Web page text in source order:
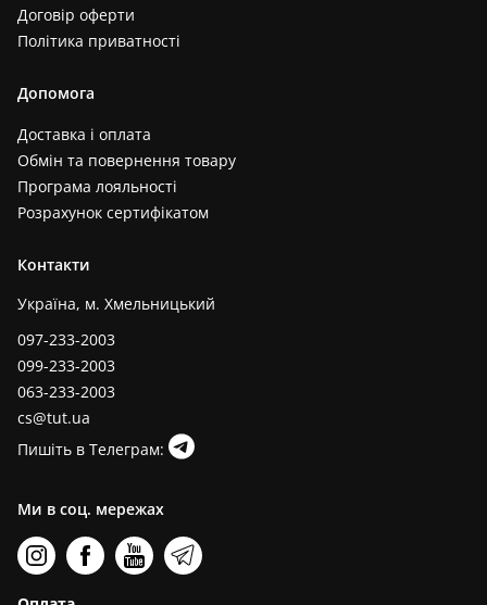
Договір оферти
Політика приватності
Допомога
Доставка і оплата
Обмін та повернення товару
Програма лояльності
Розрахунок сертифікатом
Контакти
Україна, м. Хмельницький
097-233-2003
099-233-2003
063-233-2003
cs@tut.ua
Пишіть в Телеграм:
Ми в соц. мережах